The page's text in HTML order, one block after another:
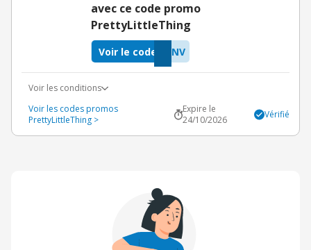
avec ce code promo
PrettyLittleThing
TNV
Voir le code
Voir les conditions
Voir les codes promos
PrettyLittleThing >
Expire le
24/10/2026
Vérifié